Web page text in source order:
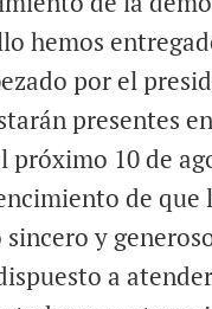
hemos
por el
presentes
10 de
de
y
a